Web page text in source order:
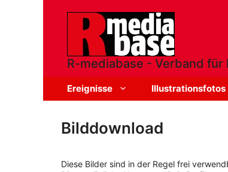
R-mediabase - Verband
Ereignisse Illustrationsfotos
Bilddownload
Diese Bilder sind in der Regel frei